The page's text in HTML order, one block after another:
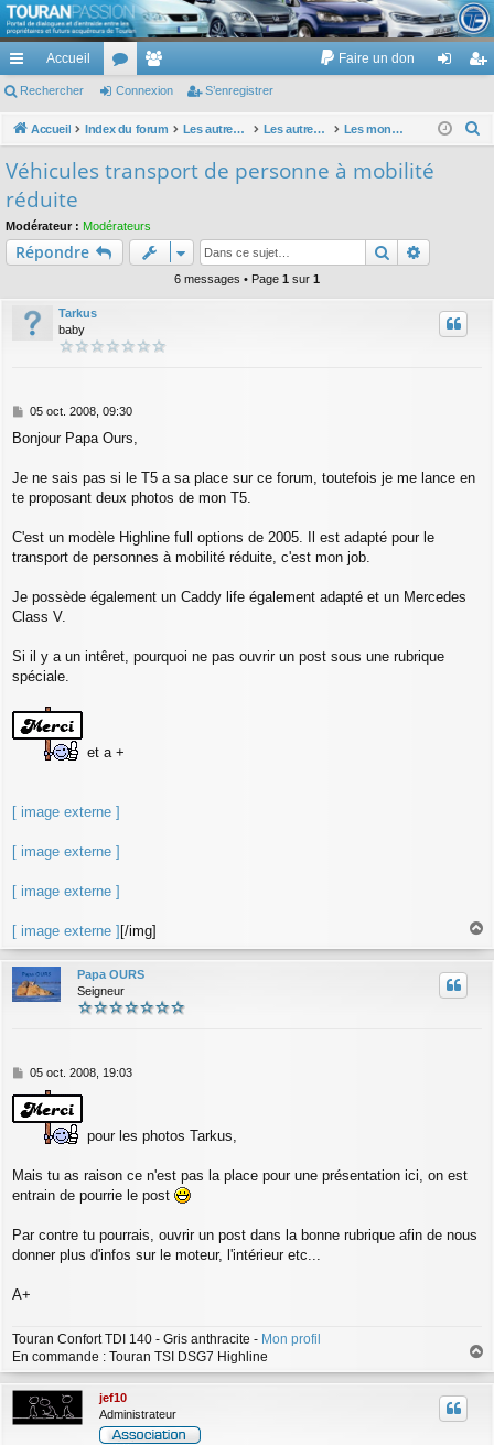
TouranPassion
Le forum des propriétaires ou futurs acquéreurs du Volkswagen Touran
cc
ès
pi
de
Accueil
or
u
e
m
Faire un don
ne nr
Rechercher Connexion S’enregistrer
Accueil Index du forum Les autres voitures et ce qui touche à la voiture Les autres modèles hors VW : concessions, modèles, achat, prix et remise ... Les monospaces
h
Véhicules transport de personne à mobilité
réduite
Modérateur : Modérateurs
Répondre Rechercher
6 messages • Page 1 sur 1
Tarkus
baby
M
s
a
g
e
05 oct. 2008, 09:30
Bonjour Papa Ours,
Je ne sais pas si le T5 a sa place sur ce forum, toutefois je me lance en
te proposant deux photos de mon T5.
C'est un modèle Highline full options de 2005. Il est adapté pour le
transport de personnes à mobilité réduite, c'est mon job.
Je possède également un Caddy life également adapté et un Mercedes
Class V.
Si il y a un intêret, pourquoi ne pas ouvrir un post sous une rubrique
spéciale.
et a +
[ image externe ]
[ image externe ]
[ image externe ]
[ image externe ] [/img]
a
u
Papa OURS
Seigneur
M
s
s
e
05 oct. 2008, 19:03
pour les photos Tarkus,
Mais tu as raison ce n'est pas la place pour une présentation ici, on est
entrain de pourrie le post
Par contre tu pourrais, ouvrir un post dans la bonne rubrique afin de nous
donner plus d'infos sur le moteur, l'intérieur etc...
A+
Touran Confort TDI 140 - Gris anthracite - Mon profil
En commande : Touran TSI DSG7 Highline
u
jef10
Administrateur